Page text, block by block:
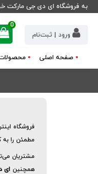
به فروشگاه ای دی جی مارکت
ورود | ثبت‌نام
0
صفحه اصلی
فروشگاه
مطمئن را به
مشتریان
همچنین ای